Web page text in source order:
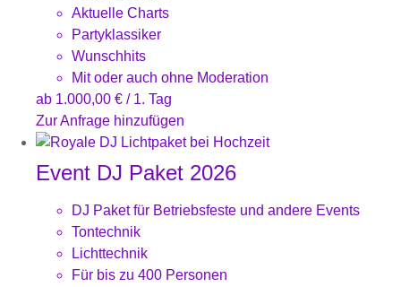
Aktuelle Charts
Partyklassiker
Wunschhits
Mit oder auch ohne Moderation
ab 1.000,00 € / 1. Tag
Zur Anfrage hinzufügen
Event DJ Paket 2026
DJ Paket für Betriebsfeste und andere Events
Tontechnik
Lichttechnik
Für bis zu 400 Personen